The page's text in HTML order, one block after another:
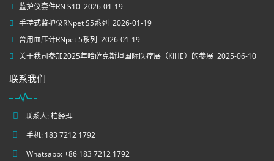
监护仪套件RN S10 2026-01-19
手持式监护仪RNpet S5系列 2026-01-19
兽用血压计RNpet 5系列 2026-01-19
关于我司参加2025年哈萨克斯坦国际医疗展（KIHE）的参展 2025-06-10
联系我们
联系人: 柏经理
手机: 183 7212 1792
Whatsapp: +86 183 7212 1792